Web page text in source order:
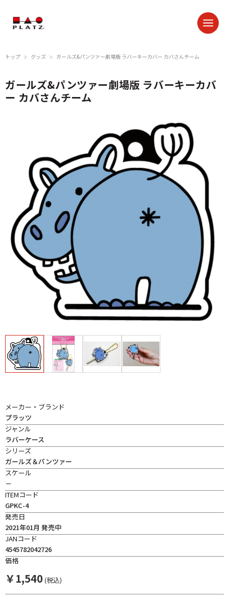
トップ ＞ グッズ ＞ ガールズ&パンツァー劇場版 ラバーキーカバー カバさんチーム
ガールズ&パンツァー劇場版 ラバーキーカバ
ー カバさんチーム
メーカー・ブランド
プラッツ
ジャンル
ラバーケース
シリーズ
ガールズ＆パンツァー
スケール
－
ITEMコード
GPKC-4
発売日
2021年01月 発売中
JANコード
4545782042726
価格
￥1,540 (税込)